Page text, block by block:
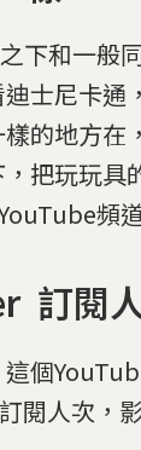
下和一般
士尼卡通
的地方在
把玩玩具
頻
訂閱
個
閱人次，